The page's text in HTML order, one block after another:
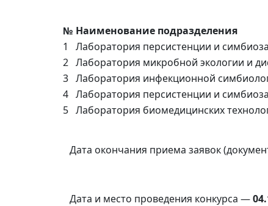
№ Наименование подразделения
1
Лаборатория персистенции и
2 Лаборатория микробной экологии и
3 Лаборатория инфекционной
4 Лаборатория персистенции и
5 Лаборатория биомедицинских
Дата окончания приема заявок
Дата и место проведения конкурса —